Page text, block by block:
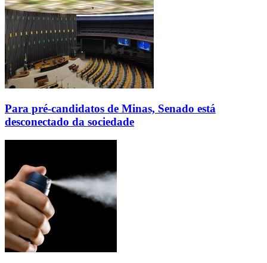
Para pré-candidatos de Minas, Senado está
desconectado da sociedade